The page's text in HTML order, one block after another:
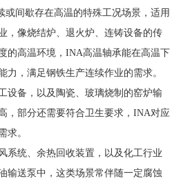
间歇存在高温的特殊工况场景，适用
，像烧结炉、退火炉、连铸设备的传
的高温环境，INA高温轴承能在高温下
力，满足钢铁生产连续作业的需求。
设备，以及陶瓷、玻璃烧制的窑炉输
，部分还需要符合卫生要求，INA对应
求。
系统、余热回收装置，以及化工行业
输送泵中，这类场景常伴随一定腐蚀